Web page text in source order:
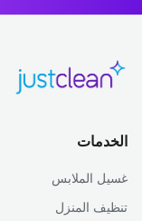
الخدمات
غسيل الملابس
تنظيف المنزل